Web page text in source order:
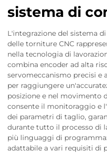
sistema di
L'integrazione del sistema
delle torniture CNC
nella tecnologia di
combina encoder ad alta
servomeccanismo precisi
per raggiungere
posizione e nel movimento
consente il monitoraggio e
dei parametri di taglio,
durante tutto il processo di
più linguaggi di
adattabile a vari requisiti di